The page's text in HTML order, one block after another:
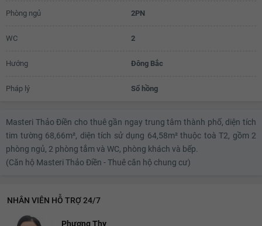
19.3 triệu
Phòng ngủ 2PN
WC 2
Hướng Đông Bắc
Pháp lý Sổ hồng
Masteri Thảo Điền cho thuê gần ngay trung tâm thành phố, diện tích
tim tường 68,66m², diện tích sử dụng 64,58m² thuộc toà T2, gồm 2
phòng ngủ, 2 phòng tắm và WC, phòng khách và bếp.
(Căn hộ Masteri Thảo Điền - Thuê căn hộ chung cư)
NHÂN VIÊN HỖ TRỢ 24/7
Phương Thy